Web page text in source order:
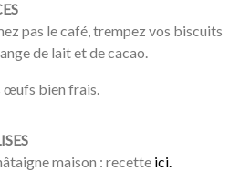
pas le café, trempez vos biscuits
de lait et de cacao.
œufs bien frais.
maison : recette ici.